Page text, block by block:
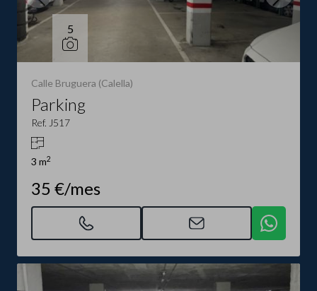
5
Calle Bruguera (Calella)
Parking
Ref. J517
3 m2
35 €/mes